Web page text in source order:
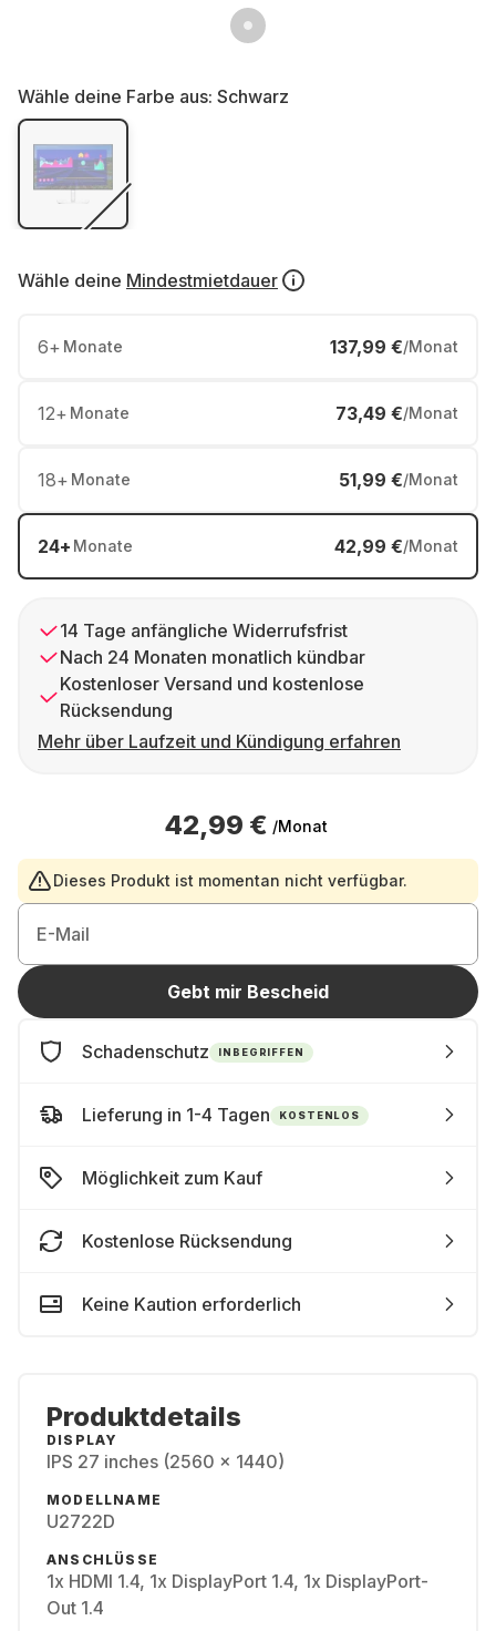
Wähle deine Farbe aus: Schwarz
Wähle deine Mindestmietdauer
6+ Monate 137,99 €/Monat
12+ Monate 73,49 €/Monat
18+ Monate 51,99 €/Monat
24+ Monate 42,99 €/Monat
14 Tage anfängliche Widerrufsfrist
Nach 24 Monaten monatlich kündbar
Kostenloser Versand und kostenlose
Rücksendung
Mehr über Laufzeit und Kündigung erfahren
42,99 € /Monat
Dieses Produkt ist momentan nicht verfügbar.
E-Mail
Gebt mir Bescheid
Schadenschutz INBEGRIFFEN
Lieferung in 1-4 Tagen KOSTENLOS
Möglichkeit zum Kauf
Kostenlose Rücksendung
Keine Kaution erforderlich
Produktdetails
DISPLAY
IPS 27 inches (2560 x 1440)
MODELLNAME
U2722D
ANSCHLÜSSE
1x HDMI 1.4, 1x DisplayPort 1.4, 1x DisplayPort-
Out 1.4